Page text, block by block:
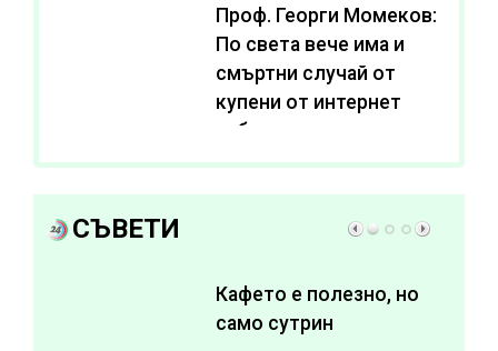
Проф. Георги Момеков:
По света вече има и
смъртни случай от
купени от интернет
субстанции за
отслабване
СЪВЕТИ
Кафето е полезно, но
само сутрин